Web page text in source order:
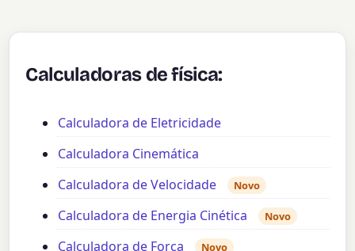
Calculadoras de física:
Calculadora de Eletricidade
Calculadora Cinemática
Calculadora de Velocidade
Novo
Calculadora de Energia Cinética Novo
Calculadora de Força Novo